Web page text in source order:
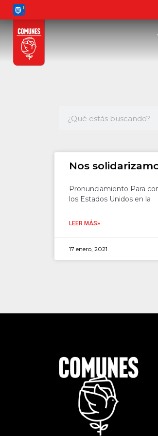
Nos
Pronunciamiento Para
los Estados Unidos en la
LEER MÁS»
17 enero, 2021